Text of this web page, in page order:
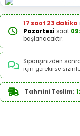
17 saat 23 dakika
Pazartesi saat
başlanacaktır.
Siparişinizden
için gerekirse
Tahmini Teslim: